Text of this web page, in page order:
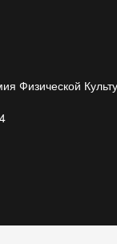
Физической